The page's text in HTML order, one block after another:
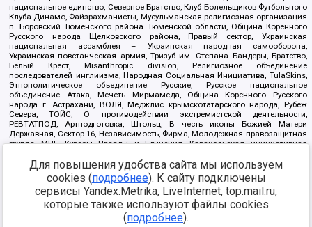
национальное единство, Северное Братство, Клуб Болельщиков Футбольного
Клуба Динамо, Файзрахманисты, Мусульманская религиозная организация
п. Боровский Тюменского района Тюменской области, Община Коренного
Русского народа Щелковского района, Правый сектор, Украинская
национальная ассамблея – Украинская народная самооборона,
Украинская повстанческая армия, Тризуб им. Степана Бандеры, Братство,
Белый Крест, Misanthropic division, Религиозное объединение
последователей инглиизма, Народная Социальная Инициатива, TulaSkins,
Этнополитическое объединение Русские, Русское национальное
объединение Атака, Мечеть Мирмамеда, Община Коренного Русского
народа г. Астрахани, ВОЛЯ, Меджлис крымскотатарского народа, Рубеж
Севера, ТОЙС, О противодействии экстремистской деятельности,
РЕВТАТПОД, Артподготовка, Штольц, В честь иконы Божией Матери
Державная, Сектор 16, Независимость, Фирма, Молодежная правозащитная
группа МПГ, Курсом Правды и Единения, Каракольская инициативная
Благотворительный пансионат Ак Умут, Русская республика Русь,
Арестантское уголовное единство, Башкорт, Нация и свобода, W.H.С., Фалунь
Дафа, Иртыш Ultras, Русский Патриотический клуб-Новокузнецк/РПК,
Сибирский державный союз, Фонд борьбы с коррупцией, Фонд защиты прав
граждан, Штабы Навального, Совет граждан СССР Прикубанского округа г.
Для повышения удобства сайта мы используем
cookies (подробнее). К сайту подключены
сервисы Yandex.Metrika, LiveInternet, top.mail.ru,
которые также используют файлы cookies
(подробнее).